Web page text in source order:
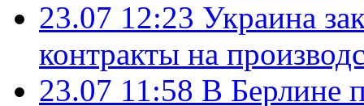
23.07 12:23 Украина
контракты на
23.07 11:58 В Берлине